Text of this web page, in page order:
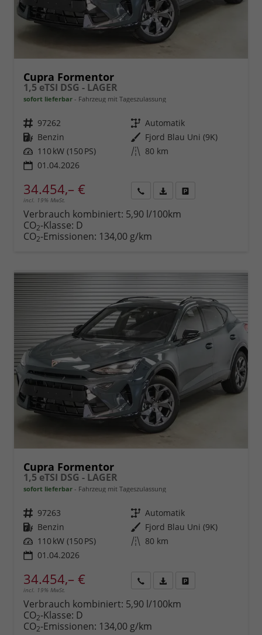
Cupra Formentor
1,5 eTSI DSG - LAGER
sofort lieferbar Fahrzeug mit Tageszulassung
Fahrzeugnr. 97262 Getriebe Automatik
Kraftstoff Benzin Außenfarbe Fjord Blau Uni (9K)
Leistung 110 kW (150 PS) Kilometerstand 80 km
01.04.2026
34.454,– €
incl. 19% MwSt.
anfordern
Datei,
Verbrauch kombiniert: 5,90 l/100km
CO2-Klasse: D
CO2-Emissionen: 134,00 g/km
Cupra Formentor
1,5 eTSI DSG - LAGER
sofort lieferbar Fahrzeug mit Tageszulassung
Fahrzeugnr. 97263 Getriebe Automatik
Kraftstoff Benzin Außenfarbe Fjord Blau Uni (9K)
Leistung 110 kW (150 PS) Kilometerstand 80 km
01.04.2026
34.454,– €
incl. 19% MwSt.
anfordern
Datei,
Verbrauch kombiniert: 5,90 l/100km
CO2-Klasse: D
CO2-Emissionen: 134,00 g/km